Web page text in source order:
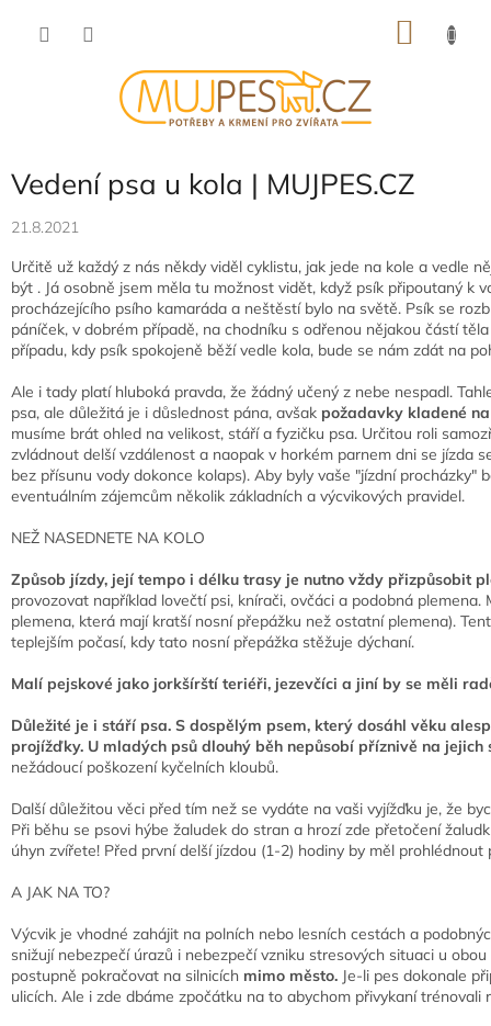
Vedení psa u kola | MUJPES.CZ
21.8.2021
Určitě už každý z nás někdy viděl cyklistu, jak jede na kole a vedle
být . Já osobně jsem měla tu možnost vidět, když psík připoutaný k
procházejícího psího kamaráda a neštěstí bylo na světě. Psík se
páníček, v dobrém případě, na chodníku s odřenou nějakou částí
případu, kdy psík spokojeně běží vedle kola, bude se nám zdát na
Ale i tady platí hluboká pravda, že žádný učený z nebe nespadl.
psa, ale důležitá je i důslednost pána, avšak požadavky kladené
musíme brát ohled na velikost, stáří a fyzičku psa. Určitou roli
zvládnout delší vzdálenost a naopak v horkém parnem dni se jízda
bez přísunu vody dokonce kolaps). Aby byly vaše "jízdní
eventuálním zájemcům několik základních a výcvikových pravidel.
NEŽ NASEDNETE NA KOLO
Způsob jízdy, její tempo i délku trasy je nutno vždy přizpůsobit
provozovat například lovečtí psi, knírači, ovčáci a podobná
plemena, která mají kratší nosní přepážku než ostatní plemena).
teplejším počasí, kdy tato nosní přepážka stěžuje dýchaní.
Malí pejskové jako jorkšírští teriéři, jezevčíci a jiní by se měli
Důležité je i stáří psa. S dospělým psem, který dosáhl věku
projížďky. U mladých psů dlouhý běh nepůsobí příznivě na jejich
nežádoucí poškození kyčelních kloubů.
Další důležitou věci před tím než se vydáte na vaši vyjížďku je, že
Při běhu se psovi hýbe žaludek do stran a hrozí zde přetočení
úhyn zvířete! Před první delší jízdou (1-2) hodiny by měl prohlédnout
A JAK NA TO?
Výcvik je vhodné zahájit na polních nebo lesních cestách a
snižují nebezpečí úrazů i nebezpečí vzniku stresových situaci u
postupně pokračovat na silnicích mimo město. Je-li pes dokonale
ulicích. Ale i zde dbáme zpočátku na to abychom přivykaní